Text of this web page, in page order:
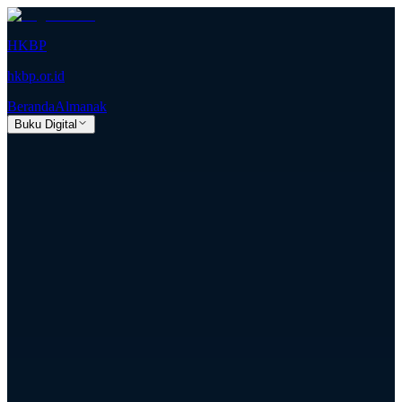
HKBP
hkbp.or.id
BerandaAlmanak
Buku Digital